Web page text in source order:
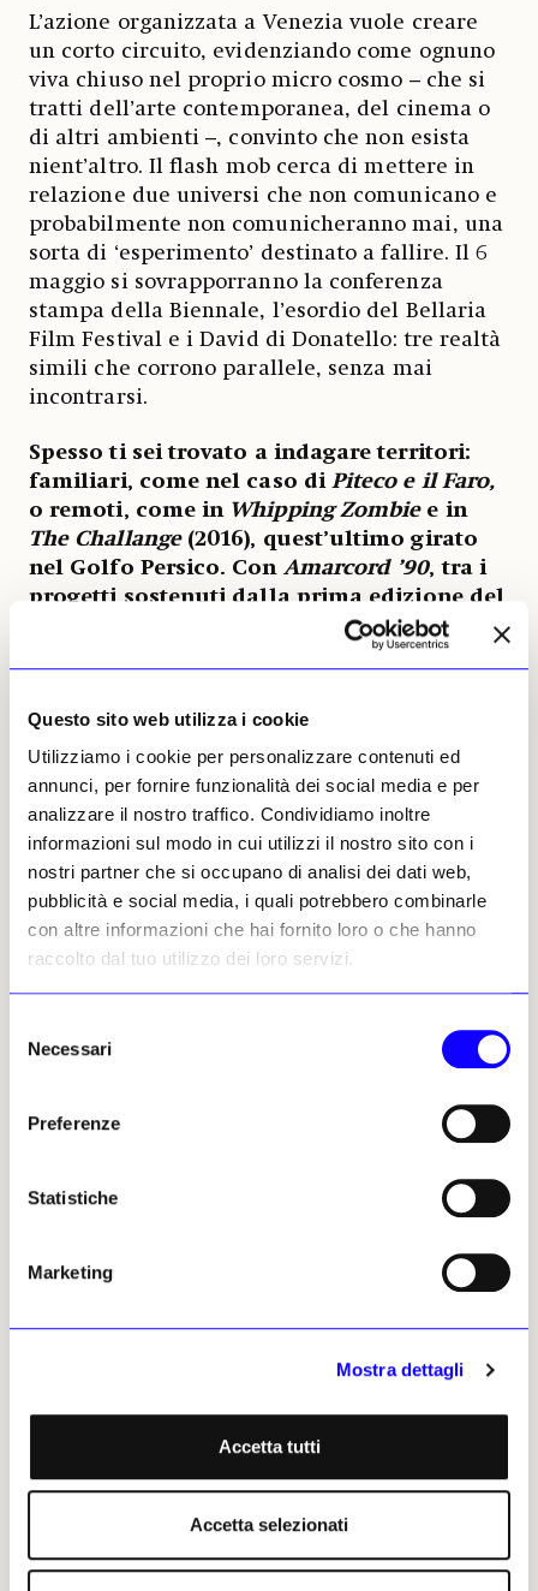
Questo sito web utilizza i cookie
Utilizziamo i cookie per personalizzare contenuti ed
annunci, per fornire funzionalità dei social media e per
analizzare il nostro traffico. Condividiamo inoltre
informazioni sul modo in cui utilizzi il nostro sito con i
nostri partner che si occupano di analisi dei dati web,
pubblicità e social media, i quali potrebbero combinarle
con altre informazioni che hai fornito loro o che hanno
raccolto dal tuo utilizzo dei loro servizi.
delNecessari
Preferenze
Statistiche
Marketing
Mostra dettagli
Accetta tutti
Accetta selezionati
L’azione organizzata a Venezia vuole creare
un corto circuito, evidenziando come ognuno
viva chiuso nel proprio micro cosmo – che si
tratti dell’arte contemporanea, del cinema o
di altri ambienti –, convinto che non esista
nient’altro. Il flash mob cerca di mettere in
relazione due universi che non comunicano e
probabilmente non comunicheranno mai, una
sorta di ‘esperimento’ destinato a fallire. Il 6
maggio si sovrapporranno la conferenza
stampa della Biennale, l’esordio del Bellaria
Film Festival e i David di Donatello: tre realtà
simili che corrono parallele, senza mai
incontrarsi.
Spesso ti sei trovato a indagare territori:
familiari, come nel caso di Piteco e il Faro,
o remoti, come in Whipping Zombiee in
The Challange (2016), quest’ultimo girato
nel Golfo Persico. Con Amarcord ’90, tra i
progetti sostenuti dalla prima edizione del
Fondazione Prada Film Fund, tornerai a
sondare atmosfere a te vicine. Qual è il
contesti?
Quello di creare quante più connessioni
possibili, sia dal punto di vista umano che
culturale. I due video presentati a Bellaria
sono accomunati dall'elemento della frusta,
che per motivi diversi appartiene a entrambi i
popoli: quello romagnolo, che la usava nel
lavoro quotidiano e quello di Haiti, che in
essa vede il simbolo della schiavitù che ha
dovuto subire per lungo tempo.